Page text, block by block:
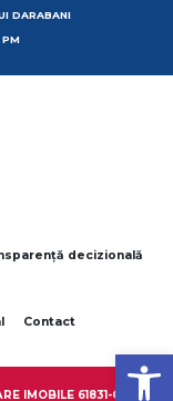
DARABANI
decizională
Contact
IMOBILE 61831-C1, 61831-
Open toolbar